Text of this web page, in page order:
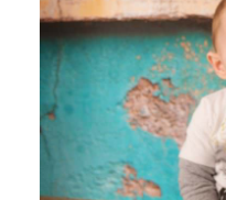
Aaron, 1 an,
studio